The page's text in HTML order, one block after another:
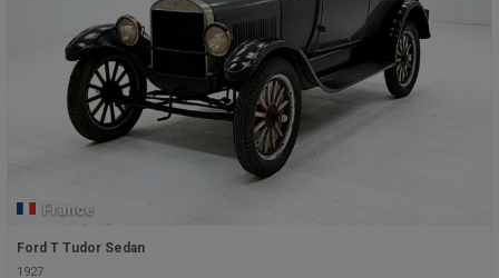
France
Ford T Tudor Sedan
1927